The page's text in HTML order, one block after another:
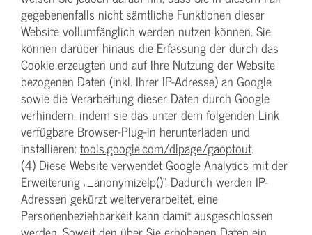
gegebenenfalls nicht sämtliche Funktionen dieser
Website vollumfänglich werden nutzen können. Sie
können darüber hinaus die Erfassung der durch das
Cookie erzeugten und auf Ihre Nutzung der Website
bezogenen Daten (inkl. Ihrer IP-Adresse) an Google
sowie die Verarbeitung dieser Daten durch Google
verhindern, indem sie das unter dem folgenden Link
verfügbare Browser-Plug-in herunterladen und
installieren: tools.google.com/dlpage/gaoptout.
(4) Diese Website verwendet Google Analytics mit der
Erweiterung „_anonymizeIp()“. Dadurch werden IP-
Adressen gekürzt weiterverarbeitet, eine
Personenbeziehbarkeit kann damit ausgeschlossen